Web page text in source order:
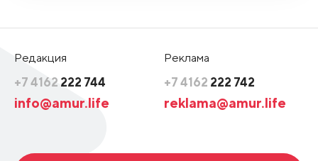
Редакция
+7 4162 222 744
info@amur.life
Реклама
+7 4162 222 742
reklama@amur.life